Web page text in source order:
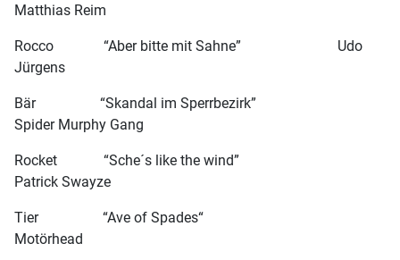
Matthias Reim
Rocco “Aber bitte mit Sahne” Udo
Jürgens
Bär “Skandal im Sperrbezirk”
Spider Murphy Gang
Rocket “Sche´s like the wind”
Patrick Swayze
Tier “Ave of Spades“
Motörhead